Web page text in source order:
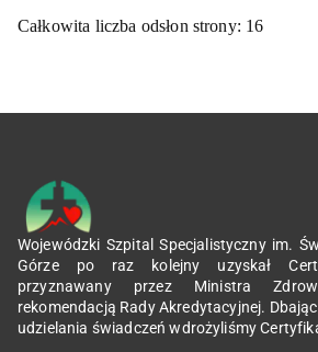
Całkowita liczba odsłon strony: 16
Wojewódzki Szpital Specjalistyczny im.
Górze po raz kolejny uzyskał
przyznawany przez Ministra
rekomendacją Rady Akredytacyjnej.
udzielania świadczeń wdrożyliśmy